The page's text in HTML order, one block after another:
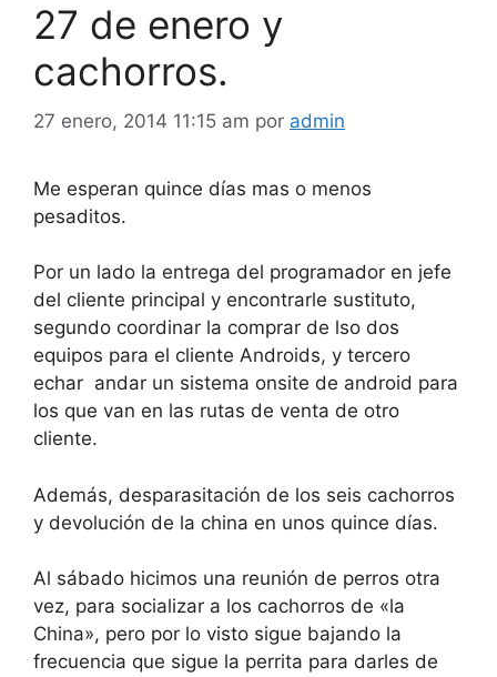
27 de enero y
cachorros.
27 enero, 2014 11:15 am por admin
Me esperan quince días mas o menos
pesaditos.
Por un lado la entrega del programador en jefe
del cliente principal y encontrarle sustituto,
segundo coordinar la comprar de lso dos
equipos para el cliente Androids, y tercero
echar andar un sistema onsite de android para
los que van en las rutas de venta de otro
cliente.
Además, desparasitación de los seis cachorros
y devolución de la china en unos quince días.
Al sábado hicimos una reunión de perros otra
vez, para socializar a los cachorros de «la
China», pero por lo visto sigue bajando la
frecuencia que sigue la perrita para darles de